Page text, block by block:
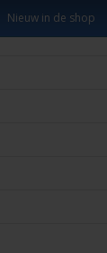
Nieuw in de shop